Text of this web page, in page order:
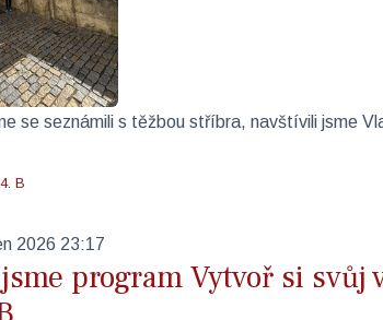
se seznámili s těžbou stříbra, navštívili jsme
4. B
2026 23:17
program Vytvoř si svůj